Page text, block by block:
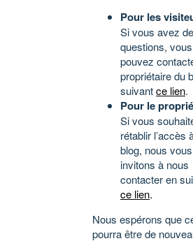
Pour les
Si vous avez
questions, vous
pouvez
propriétaire du
suivantce lien.
Pour le
Si vous
rétablir l’accès
blog, nous vous
invitons à nous
contacter en
ce lien.
Nous espérons que
pourra être de